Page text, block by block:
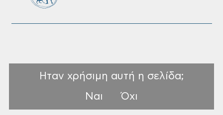
Ηταν χρήσιμη αυτή η σελίδα;
Ναι
Όχι